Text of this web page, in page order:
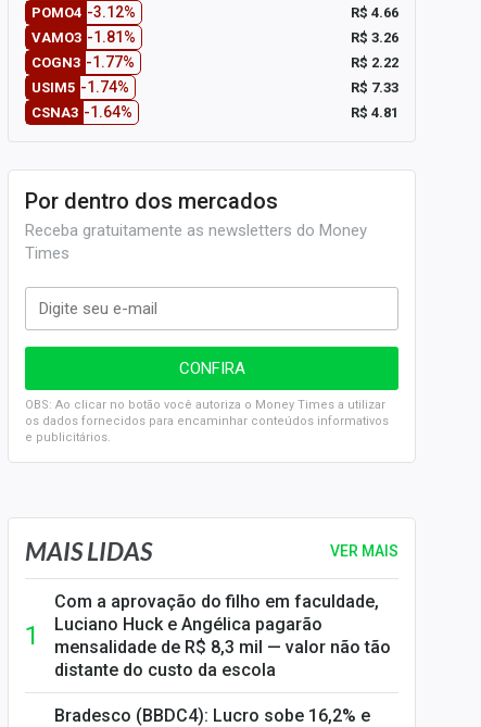
POMO4 -3.12%
R$ 4.66
VAMO3 -1.81%
R$ 3.26
COGN3 -1.77%
R$ 2.22
USIM5 -1.74%
R$ 7.33
CSNA3 -1.64% R$ 4.81
Por dentro dos mercados
Receba gratuitamente as newsletters do Money
Times
OBS: Ao clicar no botão você autoriza o Money Times a utilizar
os dados fornecidos para encaminhar conteúdos informativos
e publicitários.
SELIC em 14%: A repercussão da decisão sobre os JUROS
MAIS LIDAS VER MAIS
Com a aprovação do filho em faculdade,
Luciano Huck e Angélica pagarão
mensalidade de R$ 8,3 mil — valor não tão
distante do custo da escola
Bradesco (BBDC4): Lucro sobe 16,2% e